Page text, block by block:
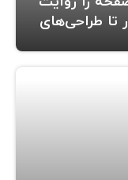
تا طراحی‌های